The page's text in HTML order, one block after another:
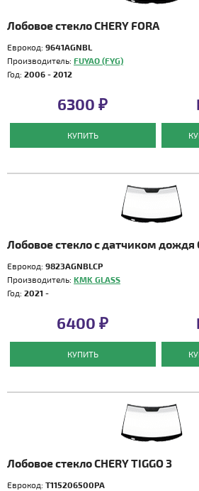
Лобовое стекло CHERY FORA
Еврокод: 9641AGNBL
Производитель: FUYAO (FYG)
Год: 2006 - 2012
6300 ₽
КУПИТЬ
Лобовое стекло с датчиком дождя
Еврокод: 9823AGNBLCP
Производитель: KMK GLASS
Год: 2021 -
6400 ₽
КУПИТЬ
Лобовое стекло CHERY TIGGO 3
Еврокод: T115206500PA